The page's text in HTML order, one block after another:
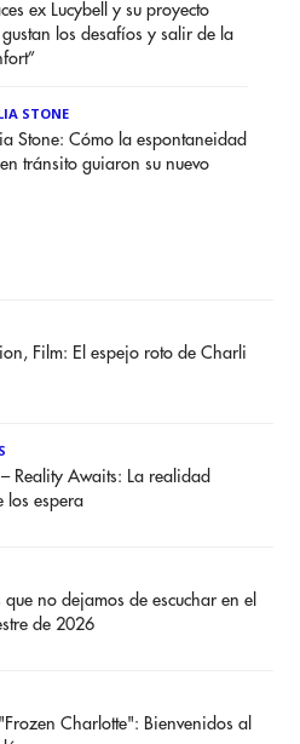
ex Lucybell y su proyecto
los desafíos y salir de la
STONE
Stone: Cómo la espontaneidad
tránsito guiaron su nuevo
Film: El espejo roto de Charli
Reality Awaits: La realidad
los espera
que no dejamos de escuchar en el
de 2026
Charlotte": Bienvenidos al